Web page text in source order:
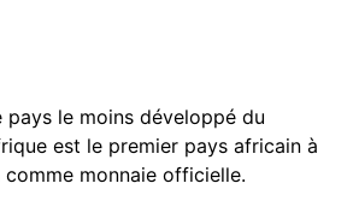
pays le moins développé du
est le premier pays africain à
monnaie officielle.